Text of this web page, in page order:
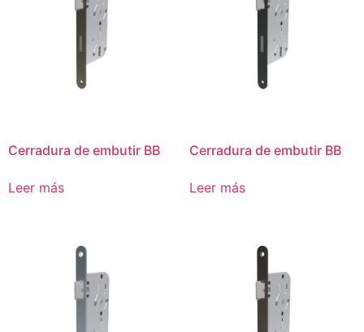
Cerradura de embutir BB
Leer más
Cerradura de embutir BB
Leer más